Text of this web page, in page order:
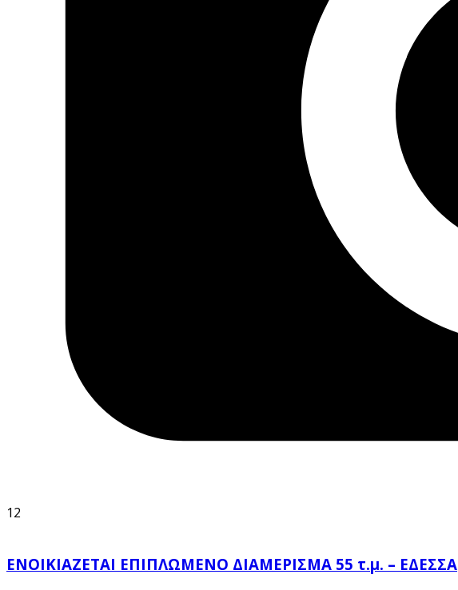
12
ΕΝΟΙΚΙΑΖΕΤΑΙ ΕΠΙΠΛΩΜΕΝΟ ΔΙΑΜΕΡΙΣΜΑ 55 τ.μ. – ΕΔΕΣΣΑ